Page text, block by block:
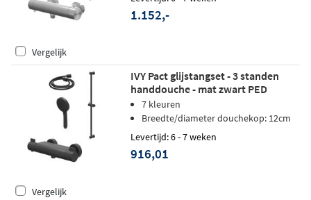
1.152,-
Vergelijk
IVY Pact glijstangset - 3 standen
handdouche - mat zwart PED
7 kleuren
Breedte/diameter douchekop: 12cm
Levertijd: 6 - 7 weken
916,01
Vergelijk